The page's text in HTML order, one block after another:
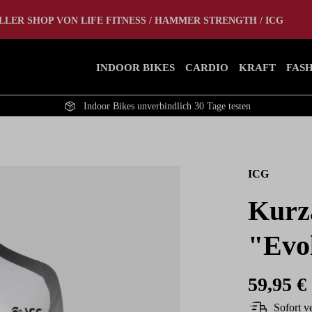
SHOP VON LIFE FITNESS / HAMMER STRENGTH / ICG
INDOOR BIKES CARDIO KRAFT
Indoor Bikes unverbindlich 30 Tage testen
ICG
59,95 €
Sofort